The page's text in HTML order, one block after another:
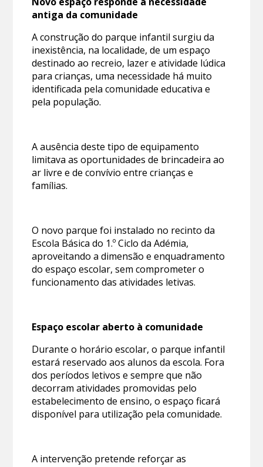
antiga da comunidade
A construção do parque infantil surgiu da
inexistência, na localidade, de um espaço
destinado ao recreio, lazer e atividade lúdica
para crianças, uma necessidade há muito
identificada pela comunidade educativa e
pela população.
A ausência deste tipo de equipamento
limitava as oportunidades de brincadeira ao
ar livre e de convívio entre crianças e
famílias.
O novo parque foi instalado no recinto da
Escola Básica do 1.º Ciclo da Adémia,
aproveitando a dimensão e enquadramento
do espaço escolar, sem comprometer o
funcionamento das atividades letivas.
Espaço escolar aberto à comunidade
Durante o horário escolar, o parque infantil
estará reservado aos alunos da escola. Fora
dos períodos letivos e sempre que não
decorram atividades promovidas pelo
estabelecimento de ensino, o espaço ficará
disponível para utilização pela comunidade.
A intervenção pretende reforçar as